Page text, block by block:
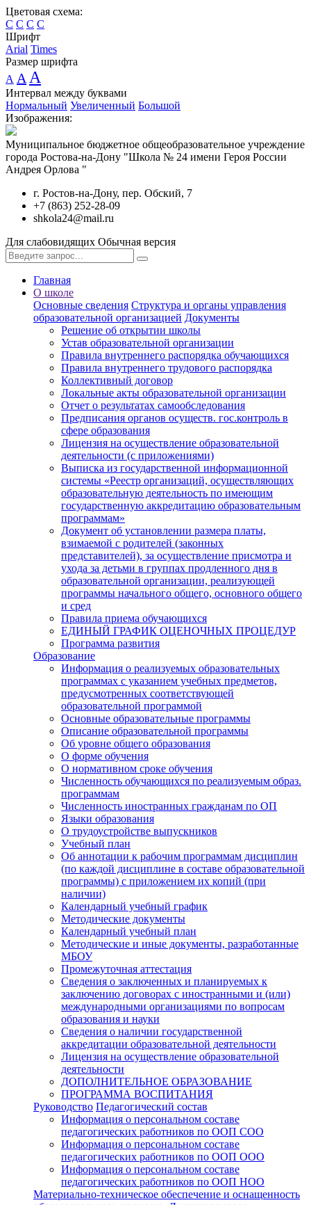
Цветовая схема:
C C C C
Шрифт
Arial Times
Размер шрифта
A A A
Интервал между буквами
Нормальный Увеличенный Большой
Изображения:
Муниципальное бюджетное общеобразовательное учреждение
города Ростова-на-Дону "Школа № 24 имени Героя России
Андрея Орлова "
г. Ростов-на-Дону, пер. Обский, 7
+7 (863) 252-28-09
shkola24@mail.ru
Для слабовидящих Обычная версия
Главная
О школе
Основные сведения Структура и органы управления
образовательной организацией Документы
Решение об открытии школы
Устав образовательной организации
Правила внутреннего распорядка обучающихся
Правила внутреннего трудового распорядка
Коллективный договор
Локальные акты образовательной организации
Отчет о результатах самообследования
Предписания органов осуществ. гос.контроль в
сфере образования
Лицензия на осуществление образовательной
деятельности (с приложениями)
Выписка из государственной информационной
системы «Реестр организаций, осуществляющих
образовательную деятельность по имеющим
государственную аккредитацию образовательным
программам»
Документ об установлении размера платы,
взимаемой с родителей (законных
представителей), за осуществление присмотра и
ухода за детьми в группах продленного дня в
образовательной организации, реализующей
программы начального общего, основного общего
и сред
Правила приема обучающихся
ЕДИНЫЙ ГРАФИК ОЦЕНОЧНЫХ ПРОЦЕДУР
Программа развития
Образование
Информация о реализуемых образовательных
программах с указанием учебных предметов,
предусмотренных соответствующей
образовательной программой
Основные образовательные программы
Описание образовательной программы
Об уровне общего образования
О форме обучения
О нормативном сроке обучения
Численность обучающихся по реализуемым образ.
программам
Численность иностранных гражданам по ОП
Языки образования
О трудоустройстве выпускников
Учебный план
Об аннотации к рабочим программам дисциплин
(по каждой дисциплине в составе образовательной
программы) с приложением их копий (при
наличии)
Календарный учебный график
Методические документы
Календарный учебный план
Методические и иные документы, разработанные
МБОУ
Промежуточная аттестация
Сведения о заключенных и планируемых к
заключению договорах с иностранными и (или)
международными организациями по вопросам
образования и науки
Сведения о наличии государственной
аккредитации образовательной деятельности
Лицензия на осуществление образовательной
деятельности
ДОПОЛНИТЕЛЬНОЕ ОБРАЗОВАНИЕ
ПРОГРАММА ВОСПИТАНИЯ
Руководство Педагогический состав
Информация о персональном составе
педагогических работников по ООП СОО
Информация о персональном составе
педагогических работников по ООП ООО
Информация о персональном составе
педагогических работников по ООП НОО
Материально-техническое обеспечение и оснащенность